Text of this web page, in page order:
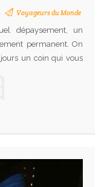
Voyageurs du Monde
dépaysement, un
permanent. On
un coin qui vous